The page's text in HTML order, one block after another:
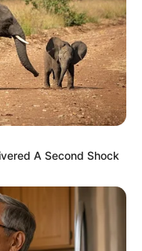
A Second Shock